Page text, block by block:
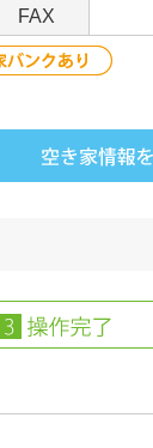
FAX